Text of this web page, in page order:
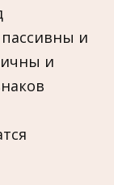
и
и